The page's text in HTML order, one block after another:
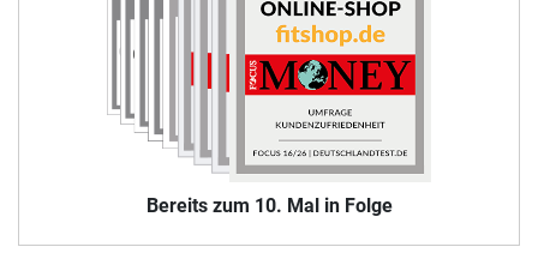
Bereits zum 10. Mal in Folge